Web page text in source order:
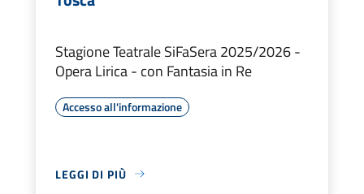
Stagione Teatrale SiFaSera 2025/2026 -
Opera Lirica - con Fantasia in Re
Accesso all'informazione
LEGGI DI PIÙ